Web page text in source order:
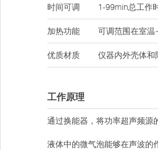
时间可调 1-99min总工作
加热功能 可调范围在室
优质材质 仪器内外壳体和
工作原理
通过换能器，将功率超声频源
液体中的微气泡能够在声波的